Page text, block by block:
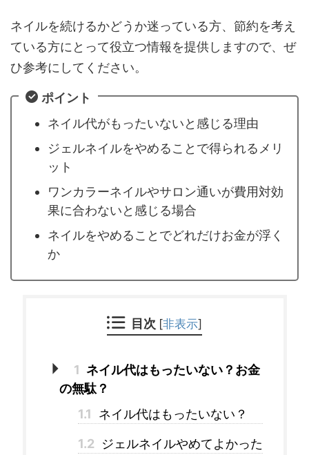
ネイルを続けるかどうか迷っている方、節約を考え
ている方にとって役立つ情報を提供しますので、ぜ
ひ参考にしてください。
ポイント
ネイル代がもったいないと感じる理由
ジェルネイルをやめることで得られるメリ
ット
ワンカラーネイルやサロン通いが費用対効
果に合わないと感じる場合
ネイルをやめることでどれだけお金が浮く
か
目次 [非表示]
1 ネイル代はもったいない？お金
の無駄？
1.1
ネイル代はもったいない？
1.2 ジェルネイルやめてよかった